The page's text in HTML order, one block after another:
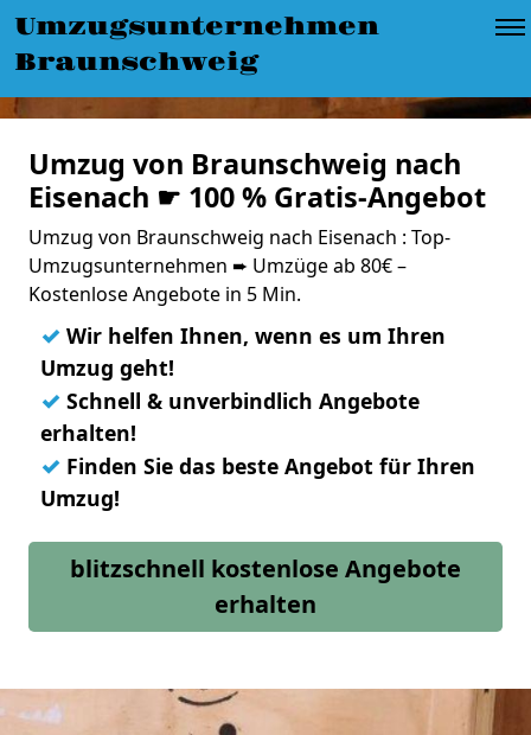
Umzugsunternehmen
Braunschweig
Umzug von Braunschweig nach
Eisenach ☛ 100 % Gratis-Angebot
Umzug von Braunschweig nach Eisenach : Top-
Umzugsunternehmen ➨ Umzüge ab 80€ –
Kostenlose Angebote in 5 Min.
✓ Wir helfen Ihnen, wenn es um Ihren
Umzug geht!
✓ Schnell & unverbindlich Angebote
erhalten!
✓ Finden Sie das beste Angebot für Ihren
Umzug!
blitzschnell kostenlose Angebote
erhalten